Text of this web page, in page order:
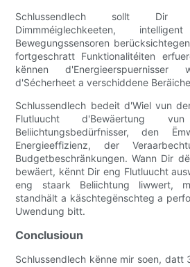
Schlussendlech sollt Dir
Dimmméiglechkeeten,
Bewegungssensoren
fortgeschratt Funktionalitéiten
kënnen
d'Sécherheet a verschiddene
Schlussendlech bedeit d'Wiel vun
Flutluucht d'Bewäertung
Beliichtungsbedürfnisser, den
Energieeffizienz, der
Budgetbeschränkungen. Wann Dir
bewäert, kënnt Dir eng Flutluucht
eng staark Beliichtung liwwert,
standhält a käschtegënschteg a
Uwendung bitt.
Conclusioun
Schlussendlech kënne mir soen, datt